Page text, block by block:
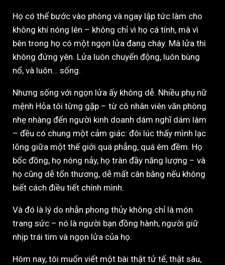
Họ có thể bước vào phòng và ngay lập tức làm cho
không khí nóng lên – không chỉ vì họ cá tính, mà vì
bên trong họ có một ngọn lửa đang cháy. Mà lửa thì
không đứng yên. Lửa luôn chuyển động, luôn bùng
nổ, và luôn… sống.
Nhưng sống với ngọn lửa ấy không dễ. Nhiều phụ nữ
mệnh Hỏa tôi từng gặp – từ cô nhân viên văn phòng
nhẹ nhàng đến người kinh doanh dám nghĩ dám làm
– đều có chung một cảm giác: đôi lúc thấy mình lạc
lõng giữa một thế giới quá phẳng, quá êm đềm. Họ
bốc đồng, họ nóng nảy, họ tràn đầy năng lượng – và
họ cũng dễ tổn thương, dễ mất cân bằng nếu không
biết cách điều tiết chính mình.
Và đó là lý do nhẫn phong thủy không chỉ là món
trang sức – nó là người bạn đồng hành, người giữ
nhịp trái tim và ngọn lửa của họ.
Hôm nay, tôi muốn viết một bài thật tử tế, thật sâu,